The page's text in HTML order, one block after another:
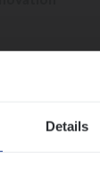
Details
Julie en